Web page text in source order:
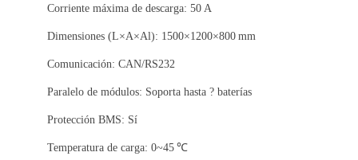
Corriente máxima de descarga: 50 A
Dimensiones (L×A×Al): 1500×1200×800 mm
Comunicación: CAN/RS232
Paralelo de módulos: Soporta hasta ? baterías
Protección BMS: Sí
Temperatura de carga: 0~45 ℃